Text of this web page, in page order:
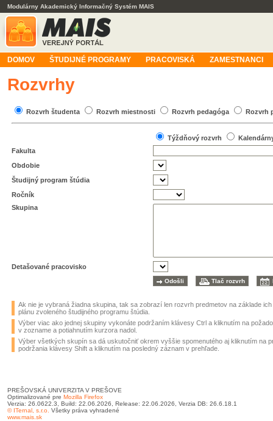
Modulárny Akademický Informačný Systém MAIS
DOMOV ŠTUDIJNÉ PROGRAMY PRACOVISKÁ ZAMESTNANCI
Rozvrhy
Rozvrh študenta Rozvrh miestnosti Rozvrh pedagóga Rozvrh
Týždňový rozvrh
Fakulta
Obdobie
Študijný program štúdia
Ročník
Skupina
Detašované pracovisko
Ak nie je vybraná žiadna skupina, tak sa zobrazí len rozvrh predmetov na základe
plánu zvoleného študijného programu štúdia.
Výber viac ako jednej skupiny vykonáte podržaním klávesy Ctrl a kliknutím na
v zozname a potiahnutím kurzora nadol.
Výber všetkých skupín sa dá uskutočniť okrem vyššie spomenutého aj kliknutím na
podržania klávesy Shift a kliknutím na posledný záznam v prehľade.
PREŠOVSKÁ UNIVERZITA V PREŠOVE
Optimalizované pre Mozilla Firefox
Verzia: 26.0622.3, Build: 22.06.2026, Release: 22.06.2026, Verzia DB: 26.6.18.1
© ITernal, s.r.o. Všetky práva vyhradené
www.mais.sk